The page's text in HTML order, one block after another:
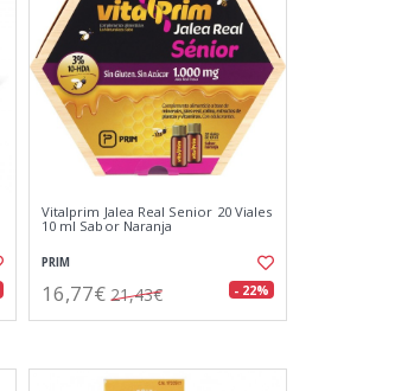
Vitalprim Jalea Real Senior 20 Viales
10 ml Sabor Naranja
PRIM
16,77€ 21,43€ - 22%